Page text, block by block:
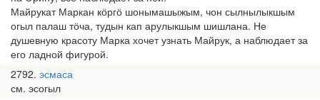
Майрукат Маркан кӧргӧ шонымашыжым, чон сылнылыкшым
огыл палаш тӧча, тудын кап арулыкшым шишлана. Не
душевную красоту Марка хочет узнать Майрук, а наблюдает за
его ладной фигурой.
2792 эсмаса
см. эсогыл